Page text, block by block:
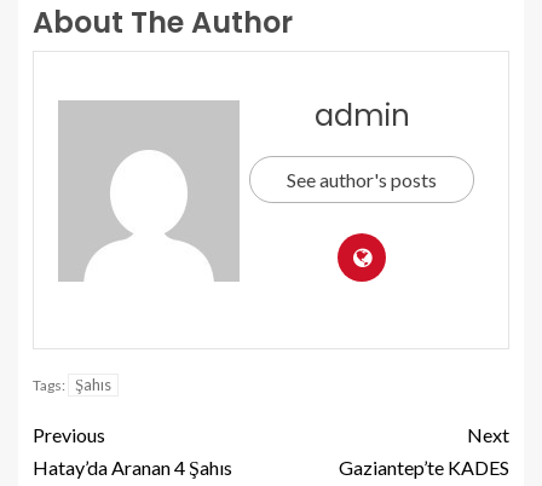
About The Author
admin
See author's posts
Tags: Şahıs
Previous
Hatay’da Aranan 4 Şahıs
Next
Gaziantep’te KADES